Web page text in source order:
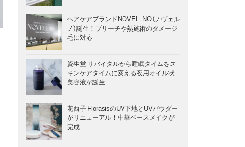
ヘアケアブランドNOVELLNO（ノヴェル
ノ）誕生！ブリーチや熱施術のダメージ
毛に対応
資生堂 リバイタルから睡眠タイムをス
キンケアタイムに変える夜用オイル状
美容液が誕生
花西子 FlorasisのUV下地とUVパウダー
がリニューアル！中華ベースメイクが
完成